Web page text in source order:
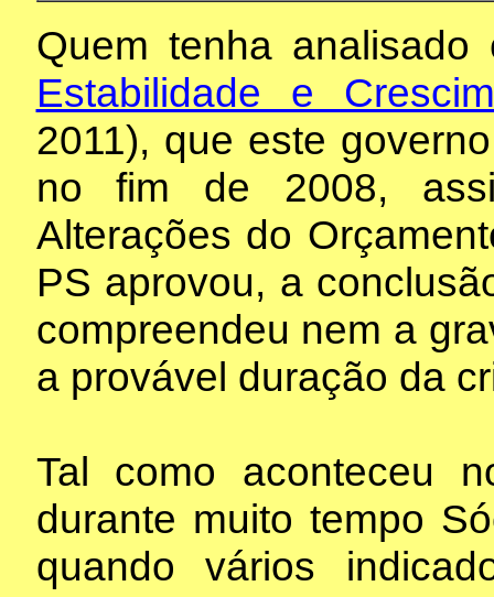
Quem tenha
Estabilidade e
2011), que este
no fim de 2008,
Alterações do
PS aprovou, a
compreendeu nem a
a provável duração da
Tal como aconteceu
durante muito tempo
quando vários